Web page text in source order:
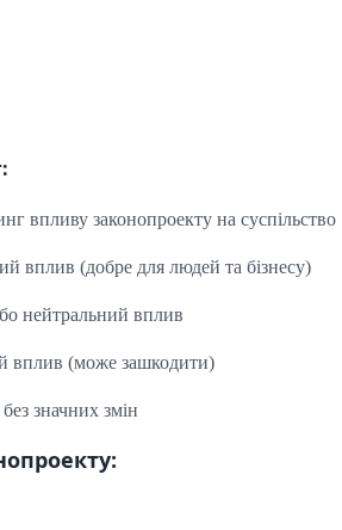
впливу законопроекту на суспільство
вплив (добре для людей та бізнесу)
нейтральний вплив
вплив (може зашкодити)
значних змін